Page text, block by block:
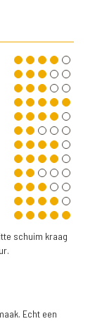
schuim kraag
Echt een